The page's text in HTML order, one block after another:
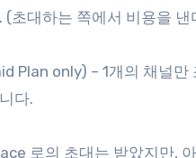
(초대하는 쪽에서 비용을
Plan only) – 1개의 채널만
다.
로의 초대는 받았지만,